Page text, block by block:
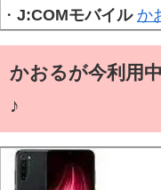
・ J:COMモバイル か
かおるが今利用
♪